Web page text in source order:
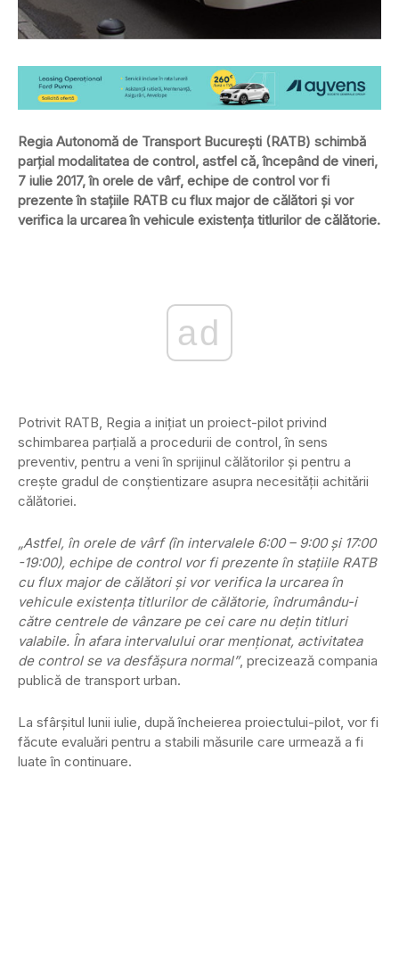
Regia Autonomă de Transport Bucureşti (RATB) schimbă
parţial modalitatea de control, astfel că, începând de vineri,
7 iulie 2017, în orele de vârf, echipe de control vor fi
prezente în staţiile RATB cu flux major de călători şi vor
verifica la urcarea în vehicule existenţa titlurilor de călătorie.
ad
Potrivit RATB, Regia a iniţiat un proiect-pilot privind
schimbarea parţială a procedurii de control, în sens
preventiv, pentru a veni în sprijinul călătorilor şi pentru a
creşte gradul de conştientizare asupra necesităţii achitării
călătoriei.
„Astfel, în orele de vârf (în intervalele 6:00 – 9:00 şi 17:00
-19:00), echipe de control vor fi prezente în staţiile RATB
cu flux major de călători şi vor verifica la urcarea în
vehicule existenţa titlurilor de călătorie, îndrumându-i
către centrele de vânzare pe cei care nu deţin titluri
valabile. În afara intervalului orar menţionat, activitatea
de control se va desfăşura normal”, precizează compania
publică de transport urban.
La sfârşitul lunii iulie, după încheierea proiectului-pilot, vor fi
făcute evaluări pentru a stabili măsurile care urmează a fi
luate în continuare.